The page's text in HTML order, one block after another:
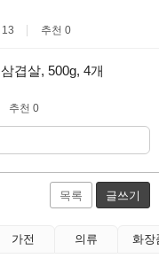
13 추천 0
겹살, 500g, 4개
추천 0
목록 글쓰기
가전 의류 화장